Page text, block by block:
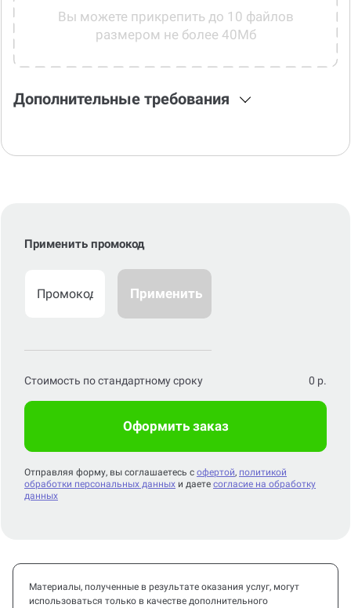
Вы можете прикрепить до 10 файлов
размером не более 40Мб
Дополнительные требования
Применить промокод
Применить
Стоимость по стандартному сроку 0 р.
Оформить заказ
Отправляя форму, вы соглашаетесь с офертой, политикой
обработки персональных данных и даете согласие на обработку
данных
Материалы, полученные в результате оказания услуг, могут
использоваться только в качестве дополнительного